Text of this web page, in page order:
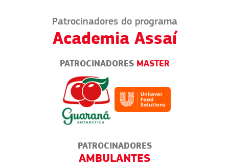
Patrocinadores do programa
Academia Assaí
PATROCINADORES MASTER
PATROCINADORES
VENDAS POR ENCOMENDA